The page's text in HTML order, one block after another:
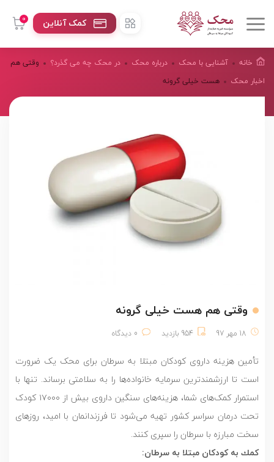
0 کمک آنلاین
خانه آشنایی با محک درباره محک
در محک چه می گذرد؟
اخبار محک
وقتی هم
هست خیلی گرونه
وقتی هم هست خیلی گرونه
18 مهر 97 954 بازدید 0 دیدگاه
‌تأمین هزینه داروی کودکان مبتلا به سرطان برای محک یک ضرورت
است تا ارزشمندترین سرمایه خانواده‌ها را به سلامتی برساند. تنها با
استمرار کمک‌های شما، هزینه‌های سنگین داروی بیش از ۱۷۰۰۰ کودک
تحت درمان سراسر کشور تهیه می‌شود تا فرزندانمان با امید، روزهای
سخت مبارزه با سرطان را سپری کنند.
كمك به كودكان مبتلا به سرطان: